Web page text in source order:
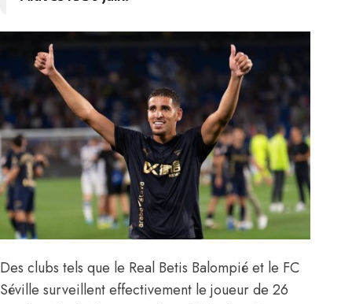
Des clubs tels que le Real Betis Balompié et le FC
Séville surveillent effectivement le joueur de 26